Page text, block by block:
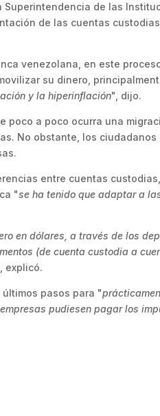
de las
de las cuentas
venezolana, en este
su dinero,
y la hiperinflación", dijo.
poco a poco ocurra una
No obstante, los
entre cuentas
"se ha tenido que adaptar a
en dólares, a través de los
(de cuenta custodia a
explicó.
pasos para "
pudiesen pagar los